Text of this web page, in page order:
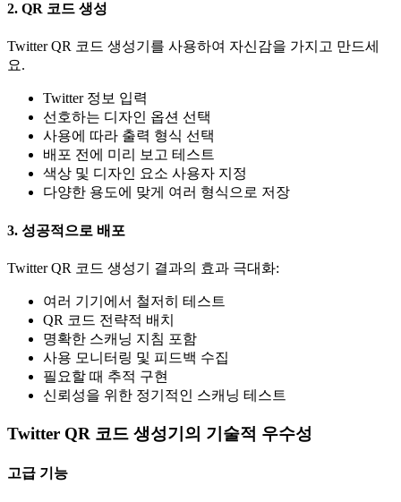
2. QR 코드 생성
Twitter QR 코드 생성기를 사용하여 자신감을 가지고 만드세
요.
Twitter 정보 입력
선호하는 디자인 옵션 선택
사용에 따라 출력 형식 선택
배포 전에 미리 보고 테스트
색상 및 디자인 요소 사용자 지정
다양한 용도에 맞게 여러 형식으로 저장
3. 성공적으로 배포
Twitter QR 코드 생성기 결과의 효과 극대화:
여러 기기에서 철저히 테스트
QR 코드 전략적 배치
명확한 스캐닝 지침 포함
사용 모니터링 및 피드백 수집
필요할 때 추적 구현
신뢰성을 위한 정기적인 스캐닝 테스트
Twitter QR 코드 생성기의 기술적 우수성
고급 기능